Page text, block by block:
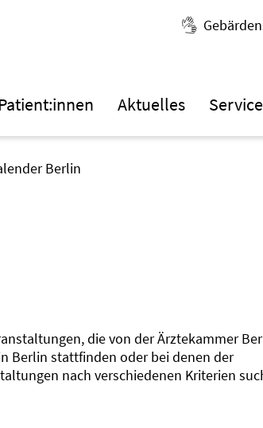
Patient:innen Aktuelles
Berlin
die von der Ärztekammer
Berlin stattfinden oder bei denen der
nach verschiedenen Kriterien